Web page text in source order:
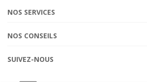
NOS SERVICES
NOS CONSEILS
SUIVEZ-NOUS